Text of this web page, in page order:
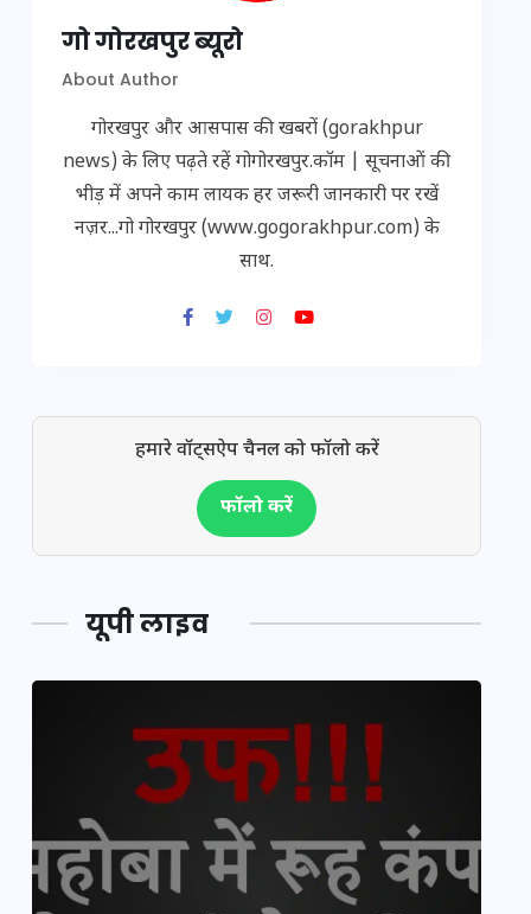
गो गोरखपुर ब्यूरो
About Author
गोरखपुर और आसपास की खबरों (gorakhpur
news) के लिए पढ़ते रहें गोगोरखपुर.कॉम | सूचनाओं की
भीड़ में अपने काम लायक हर जरूरी जानकारी पर रखें
नज़र...गो गोरखपुर (www.gogorakhpur.com) के
साथ.
हमारे वॉट्सऐप चैनल को फॉलो करें
फॉलो करें
यूपी लाइव